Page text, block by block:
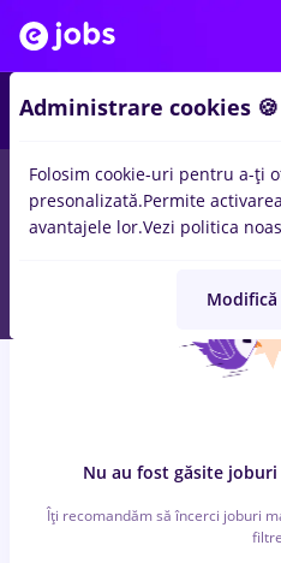
locuri de muncamaseuz, Part
StudentinTransport /
Nu au fost găsite
Îți recomandăm să încerci joburi
Administrare cookies 🍪
Folosim cookie-uri pentru a-ți
presonalizată.Permite
avantajele lor.Vezi politica